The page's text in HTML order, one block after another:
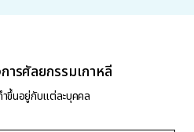
รศัลยกรรมเกาหลี
ขึ้นอยู่กับแต่ละบุคคล